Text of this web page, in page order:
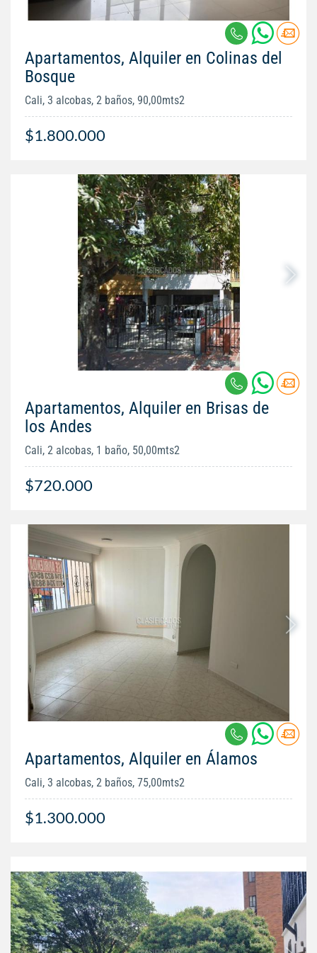
Apartamentos, Alquiler en Colinas del
Bosque
Cali, 3 alcobas, 2 baños, 90,00mts2
$1.800.000
Apartamentos, Alquiler en Brisas de
los Andes
Cali, 2 alcobas, 1 baño, 50,00mts2
$720.000
Apartamentos, Alquiler en Álamos
Cali, 3 alcobas, 2 baños, 75,00mts2
$1.300.000